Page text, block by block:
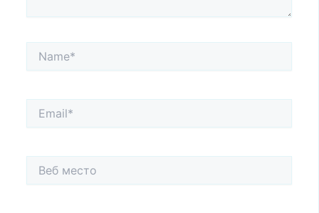
Name*
Email*
Веб
место